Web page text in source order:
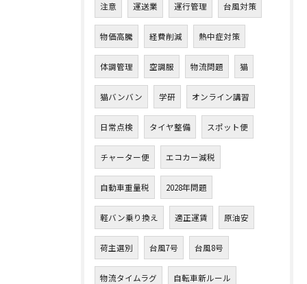
注意 運送業 運行管理 台風対策
物価高騰 経費削減 熱中症対策
体調管理 空調服 物流問題 猫
猫バンバン 学研 オンライン講習
日常点検 タイヤ整備 スポット便
チャーター便 エコカー減税
自動車重量税 2028年問題
軽バン乗り換え 適正運賃 原油安
荷主選別 台風7号 台風8号
物流タイムラグ 自転車新ルール